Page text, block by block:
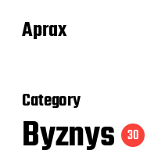
Aprax
Category
Byznys 30